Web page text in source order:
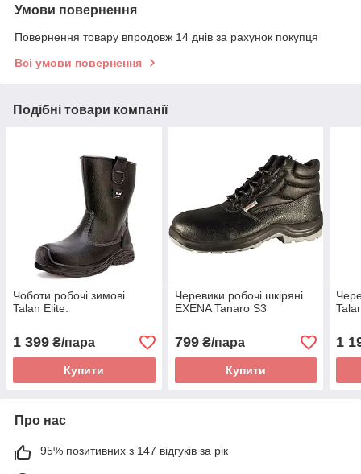
Умови повернення
Повернення товару впродовж 14 днів за рахунок покупця
Всі умови повернення
Подібні товари компанії
Чоботи робочі зимові
Talan Elite:
1 399 ₴/пара
Купити
Черевики робочі шкіряні
EXENA Tanaro S3
799₴/пара
Купити
1
Про нас
95% позитивних з 147 відгуків за рік